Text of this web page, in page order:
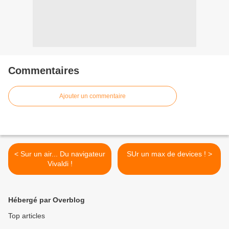
Commentaires
Ajouter un commentaire
< Sur un air... Du navigateur
Vivaldi !
SUr un max de devices ! >
Hébergé par Overblog
Top articles